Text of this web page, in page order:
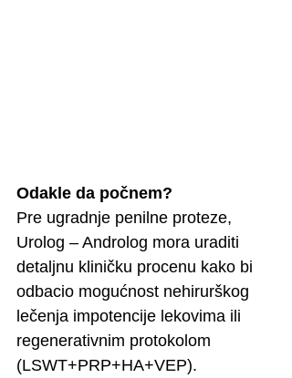
Odakle da počnem?
Pre ugradnje penilne proteze,
Urolog – Androlog mora uraditi
detaljnu kliničku procenu kako bi
odbacio mogućnost nehirurškog
lečenja impotencije lekovima ili
regenerativnim protokolom
(LSWT+PRP+HA+VEP).